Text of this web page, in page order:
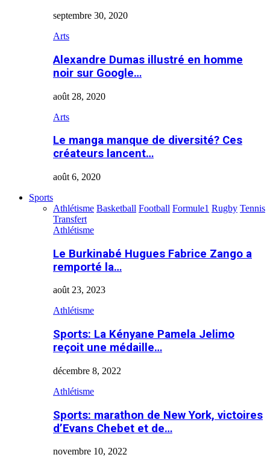
septembre 30, 2020
Arts
Alexandre Dumas illustré en homme
noir sur Google…
août 28, 2020
Arts
Le manga manque de diversité? Ces
créateurs lancent…
août 6, 2020
Sports
Athlétisme Basketball Football Formule1 Rugby Tennis
Transfert
Athlétisme
Le Burkinabé Hugues Fabrice Zango a
remporté la…
août 23, 2023
Athlétisme
Sports: La Kényane Pamela Jelimo
reçoit une médaille…
décembre 8, 2022
Athlétisme
Sports: marathon de New York, victoires
d’Evans Chebet et de…
novembre 10, 2022